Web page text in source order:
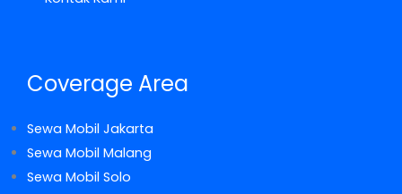
Coverage Area
Sewa Mobil Jakarta
Sewa Mobil Malang
Sewa Mobil Solo